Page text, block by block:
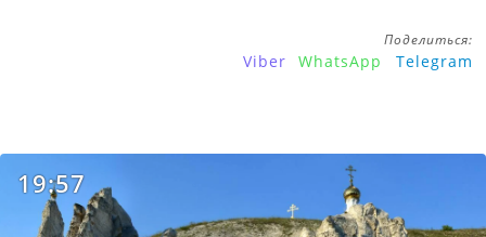
Поделиться:
Viber WhatsApp Telegram
19:57